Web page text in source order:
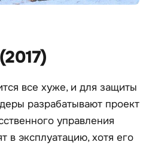
все хуже, и для защиты
разрабатывают проект
управления
в эксплуатацию, хотя его